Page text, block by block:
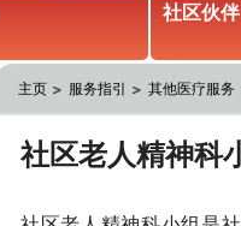
社区伙伴
主页 服务指引 其他医疗服务